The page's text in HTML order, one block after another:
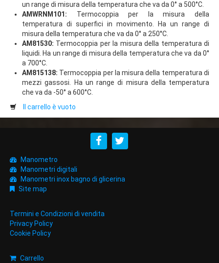
un range di misura della temperatura che va da 0° a 500°C.
AMWRNM101: Termocoppia per la misura della
temperatura di superfici in movimento. Ha un range di
misura della temperatura che va da 0° a 250°C.
AM81530: Termocoppia per la misura della temperatura di
liquidi. Ha un range di misura della temperatura che va da 0°
a 700°C.
AM815138: Termocoppia per la misura della temperatura di
mezzi gassosi. Ha un range di misura della temperatura
che va da -50° a 600°C.
Il carrello è vuoto
Manometro
Manometri digitali
Manometri inox bagno di glicerina
Site map
Termini e Condizioni di vendita
Privacy Policy
Cookie Policy
Carrello